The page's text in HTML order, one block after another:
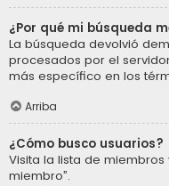
¿Por qué mi búsqueda
La búsqueda devolvió
procesados por el
más específico en los
Arriba
¿Cómo busco usuarios?
Visita la lista de miembros
miembro”.